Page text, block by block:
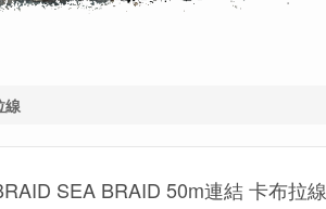
線
SEA BRAID 50m連結 卡布拉線